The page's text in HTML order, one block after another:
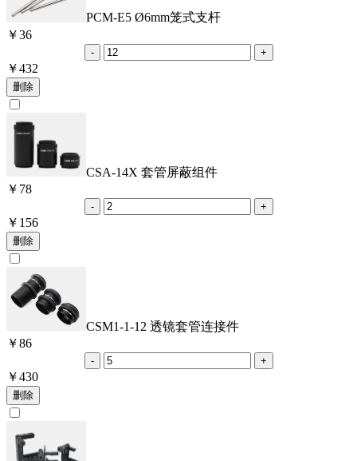
PCM-E5 Ø6mm笼式支杆
￥36
￥432
CSA-14X 套管屏蔽组件
￥ 78
￥ 156
CSM1-1-12 透镜套管连接件
￥86
￥430